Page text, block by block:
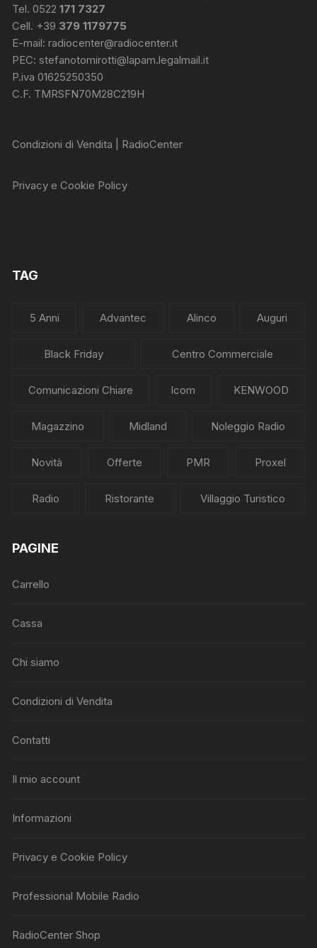
Tel. 0522171 7327
Cell. +39 379 1179775
E-mail:radiocenter@radiocenter.it
PEC:stefanotomirotti@lapam.legalmail.it
P.iva 01625250350
C.F. TMRSFN70M28C219H
Condizioni di Vendita | RadioCenter
Privacy e Cookie Policy
TAG
5 Anni Advantec Alinco Auguri
Black Friday Centro Commerciale
Comunicazioni Chiare Icom KENWOOD
Magazzino Midland Noleggio Radio
Novità Offerte PMR Proxel
Radio Ristorante Villaggio Turistico
PAGINE
Carrello
Cassa
Chi siamo
Condizioni di Vendita
Contatti
Il mio account
Informazioni
Privacy e Cookie Policy
Professional Mobile Radio
RadioCenter Shop